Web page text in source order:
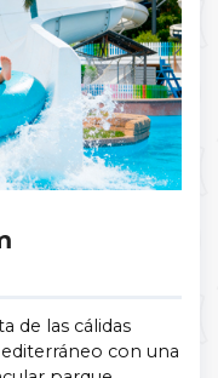
de las cálidas
con una